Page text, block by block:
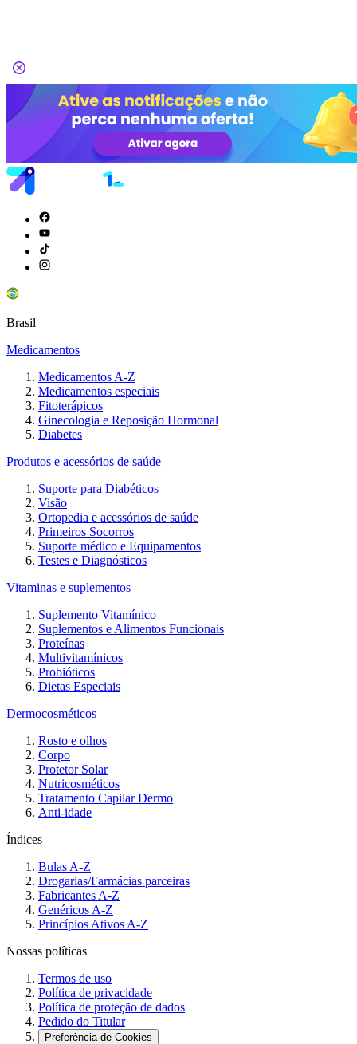
Brasil
Medicamentos
Medicamentos A-Z
Medicamentos especiais
Fitoterápicos
Ginecologia e Reposição Hormonal
Diabetes
Produtos e acessórios de saúde
Suporte para Diabéticos
Visão
Ortopedia e acessórios de saúde
Primeiros Socorros
Suporte médico e Equipamentos
Testes e Diagnósticos
Vitaminas e suplementos
Suplemento Vitamínico
Suplementos e Alimentos Funcionais
Proteínas
Multivitamínicos
Probióticos
Dietas Especiais
Dermocosméticos
Rosto e olhos
Corpo
Protetor Solar
Nutricosméticos
Tratamento Capilar Dermo
Anti-idade
Índices
Bulas A-Z
Drogarias/Farmácias parceiras
Fabricantes A-Z
Genéricos A-Z
Princípios Ativos A-Z
Nossas políticas
Termos de uso
Política de privacidade
Política de proteção de dados
Pedido do Titular
Preferência de Cookies